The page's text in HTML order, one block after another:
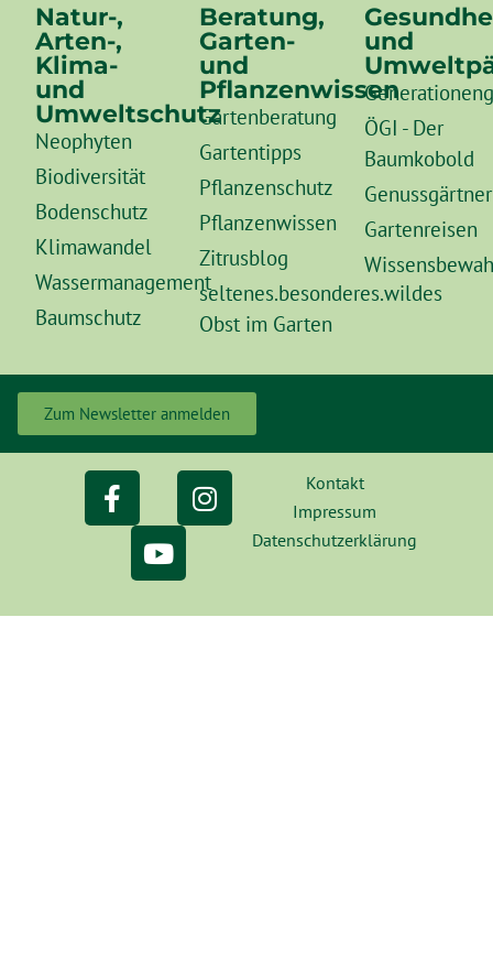
Natur-,
Arten-,
Klima-
und
Umweltschutz
Neophyten
Biodiversität
Bodenschutz
Klimawandel
Wassermanagement
Baumschutz
Beratung,
Garten-
und
Pflanzenwissen
Gartenberatung
Gartentipps
Pflanzenschutz
Pflanzenwissen
Zitrusblog
seltenes.besonderes.wildes
Obst im Garten
und
ÖGI - Der
Baumkobold
Gartenreisen
Zum Newsletter anmelden
Kontakt
Impressum
Datenschutzerklärung